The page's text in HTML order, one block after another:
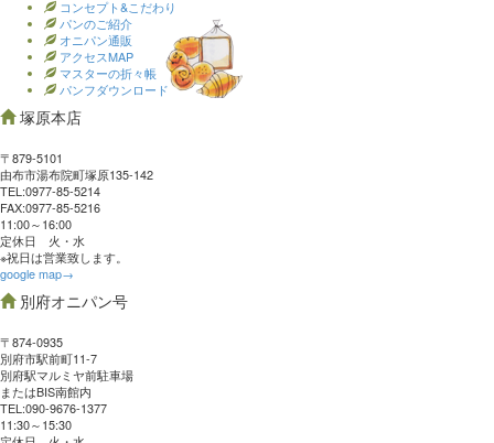
コンセプト&こだわり
パンのご紹介
オニパン通販
アクセスMAP
マスターの折々帳
パンフダウンロード
塚原本店
〒879-5101
由布市湯布院町塚原135-142
TEL:0977‐85-5214
FAX:0977‐85-5216
11:00～16:00
定休日 火・水
※祝日は営業致します。
google map→
別府オニパン号
〒874-0935
別府市駅前町11-7
別府駅マルミヤ前駐車場
またはBIS南館内
TEL:090-9676-1377
11:30～15:30